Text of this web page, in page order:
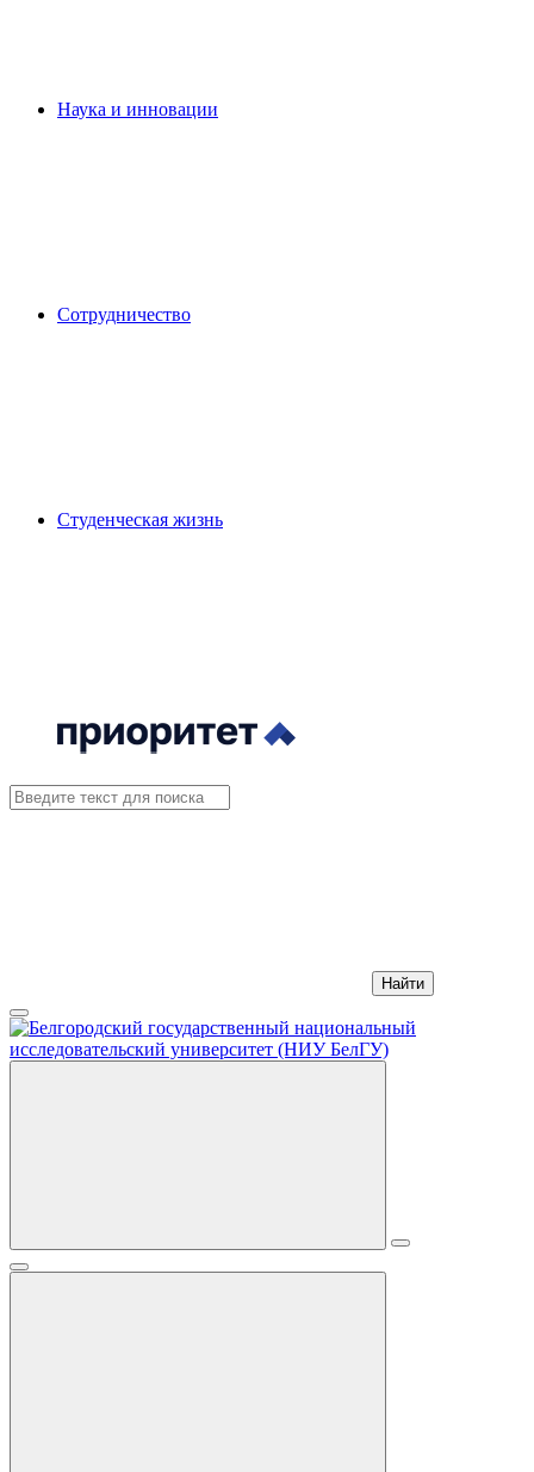
Наука и инновации
Сотрудничество
Студенческая жизнь
Найти